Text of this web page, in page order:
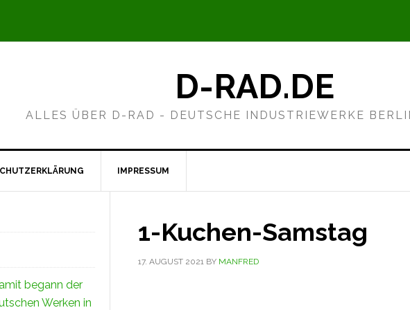
D-RAD.DE
ALLES ÜBER D-RAD - DEUTSCHE INDUSTRIEWERKE
IMPRESSUM
1-Kuchen-Samstag
17. AUGUST 2021 BY MANFRED
begann der
Werken in